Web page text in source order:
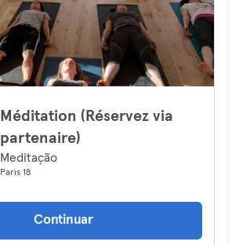
Méditation (Réservez via
partenaire)
Meditação
Paris 18
Continuar